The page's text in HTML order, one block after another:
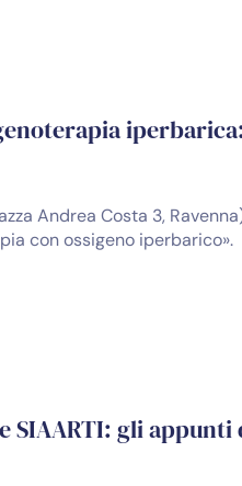
Andrea Costa 3,
con ossigeno iperbarico».
SIAARTI: gli